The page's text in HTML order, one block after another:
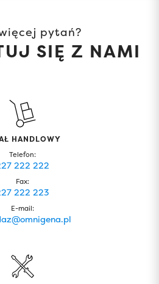
pytań?
SIĘ Z NAMI
HANDLOWY
Telefon:
222 222
Fax:
222 223
E-mail: